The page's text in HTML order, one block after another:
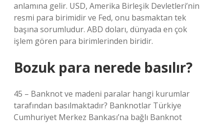
anlamına gelir. USD, Amerika Birleşik Devletleri’nin
resmi para birimidir ve Fed, onu basmaktan tek
başına sorumludur. ABD doları, dünyada en çok
işlem gören para birimlerinden biridir.
Bozuk para nerede basılır?
45 – Banknot ve madeni paralar hangi kurumlar
tarafından basılmaktadır? Banknotlar Türkiye
Cumhuriyet Merkez Bankası’na bağlı Banknot